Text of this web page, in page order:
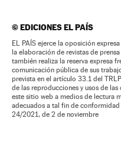
©EDICIONES EL PAÍS
EL PAÍS ejerce la oposición
la elaboración de revistas de
también realiza la reserva expresa
comunicación pública de sus
prevista en el artículo 33.1 del
de las reproducciones y usos de
este sitio web a medios de lectura
adecuados a tal fin de
24/2021, de 2 de noviembre